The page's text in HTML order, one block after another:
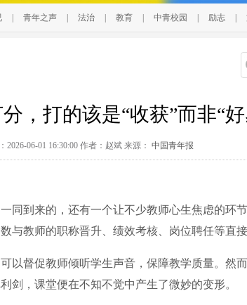
青年之声 法治 教育 中青校园 励志
，打的该是“收获”而非“好
2026-06-01 16:30:00 作者：赵斌 来源： 中国青年报
到来的，还有一个让不少教师心生焦虑的环
与教师的职称晋升、绩效考核、岗位聘任等直接
督促教师倾听学生声音，保障教学质量。然
剑，课堂便在不知不觉中产生了微妙的变形。